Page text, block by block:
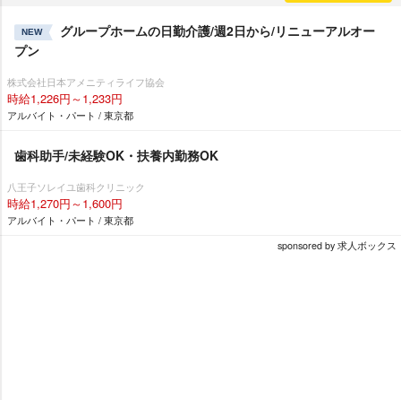
NEW
グループホームの日勤介護/週2日から/リニューアルオー
プン
株式会社日本アメニティライフ協会
時給1,226円～1,233円
アルバイト・パート / 東京都
歯科助手/未経験OK・扶養内勤務OK
八王子ソレイユ歯科クリニック
時給1,270円～1,600円
アルバイト・パート / 東京都
sponsored by 求人ボックス